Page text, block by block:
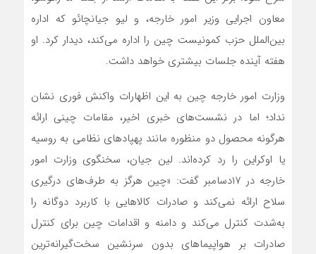
معاون اجرایی وزیر امور خارجه، و لیو جیانچائو که اداره
بین‌الملل حزب کمونیست چین را اداره می‌کند، دیدار کرد. او
هفته آینده جلسات بیشتری خواهد داشت.
وزارت امور خارجه چین به این اظهارات واکنش فوری نشان
نداد؛ اما در نشست‌های خبری اخیر، مقامات چینی ارائه
هرگونه محصول دو منظوره مانند پهپادهای نظامی به روسیه
یا اوکراین را رد کرده‌اند. لین جیان، سخنگوی وزارت امور
خارجه در ۱۷دسامبر گفت: «چین هرگز به طرف‌های درگیری
سلاح ارائه نمی‌کند و صادرات کالاهایی با کاربرد دوگانه را
به‌شدت کنترل می‌کند و دامنه و اقدامات چین برای کنترل
صادرات بر هواپیماهای بدون سرنشین سخت‌گیرانه‌ترین